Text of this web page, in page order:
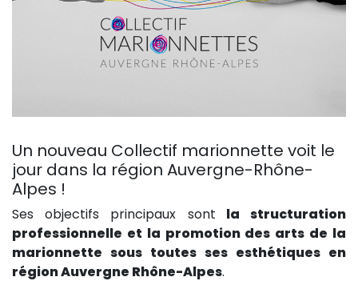
Un nouveau Collectif marionnette voit le
jour dans la région Auvergne-Rhône-
Alpes !
Ses objectifs principaux sont la structuration
professionnelle et la promotion des arts de la
marionnette sous toutes ses esthétiques en
région Auvergne Rhône-Alpes.